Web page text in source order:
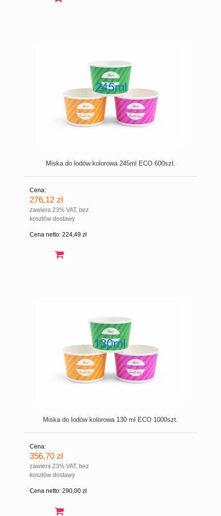
Miska do lodów kolorowa 245ml ECO 600szt.
Cena:
276,12 zł
zawiera 23% VAT, bez
kosztów dostawy
Cena netto: 224,49 zł
Miska do lodów kolorowa 130 ml ECO 1000szt.
Cena:
356,70 zł
zawiera 23% VAT, bez
kosztów dostawy
Cena netto: 290,00 zł